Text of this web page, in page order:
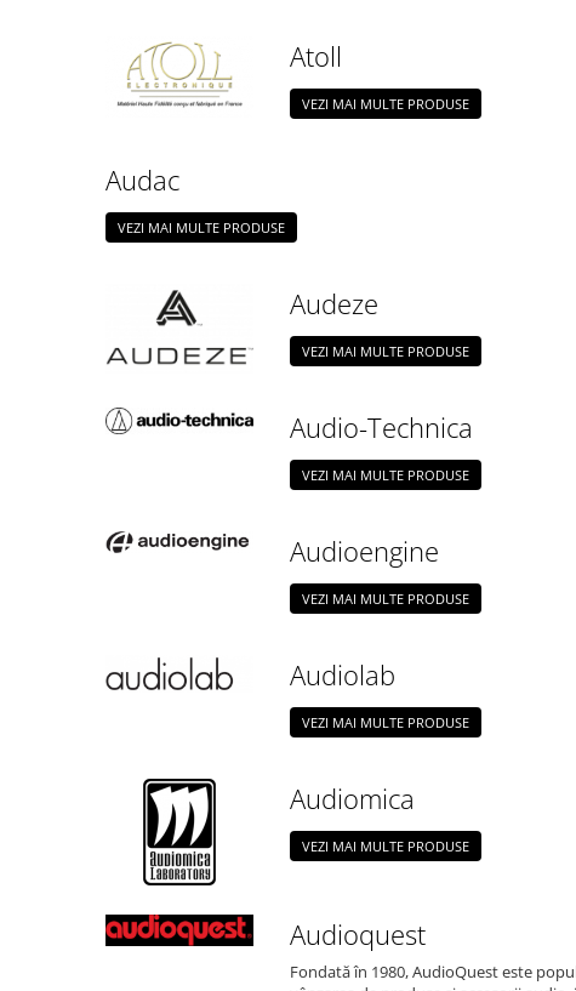
Atoll
VEZI MAI MULTE PRODUSE
Audac
VEZI MAI MULTE PRODUSE
Audeze
VEZI MAI MULTE PRODUSE
Audio-Technica
VEZI MAI MULTE PRODUSE
Audioengine
VEZI MAI MULTE PRODUSE
Audiolab
VEZI MAI MULTE PRODUSE
Audiomica
VEZI MAI MULTE PRODUSE
Audioquest
Fondată în 1980, AudioQuest este